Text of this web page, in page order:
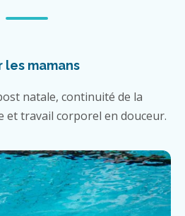
les mamans
natale, continuité de la
et travail corporel en douceur.